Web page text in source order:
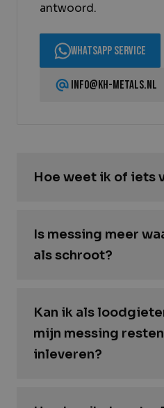
antwoord.
WhatsApp service
info@kh-metals.nl
Hoe weet ik of iets
Is messing meer
als schroot?
Kan ik als
mijn messing
inleveren?